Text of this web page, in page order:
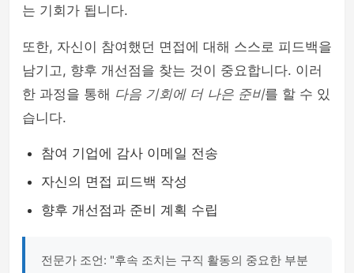
는 기회가 됩니다.
또한, 자신이 참여했던 면접에 대해 스스로 피드백을
남기고, 향후 개선점을 찾는 것이 중요합니다. 이러
한 과정을 통해 다음 기회에 더 나은 준비를 할 수 있
습니다.
참여 기업에 감사 이메일 전송
자신의 면접 피드백 작성
향후 개선점과 준비 계획 수립
전문가 조언: "후속 조치는 구직 활동의 중요한 부분